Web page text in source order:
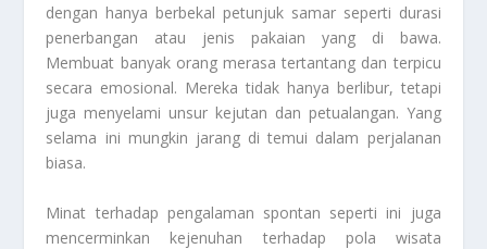
dengan hanya berbekal petunjuk samar seperti durasi
penerbangan atau jenis pakaian yang di bawa.
Membuat banyak orang merasa tertantang dan terpicu
secara emosional. Mereka tidak hanya berlibur, tetapi
juga menyelami unsur kejutan dan petualangan. Yang
selama ini mungkin jarang di temui dalam perjalanan
biasa.
Minat terhadap pengalaman spontan seperti ini juga
mencerminkan kejenuhan terhadap pola wisata